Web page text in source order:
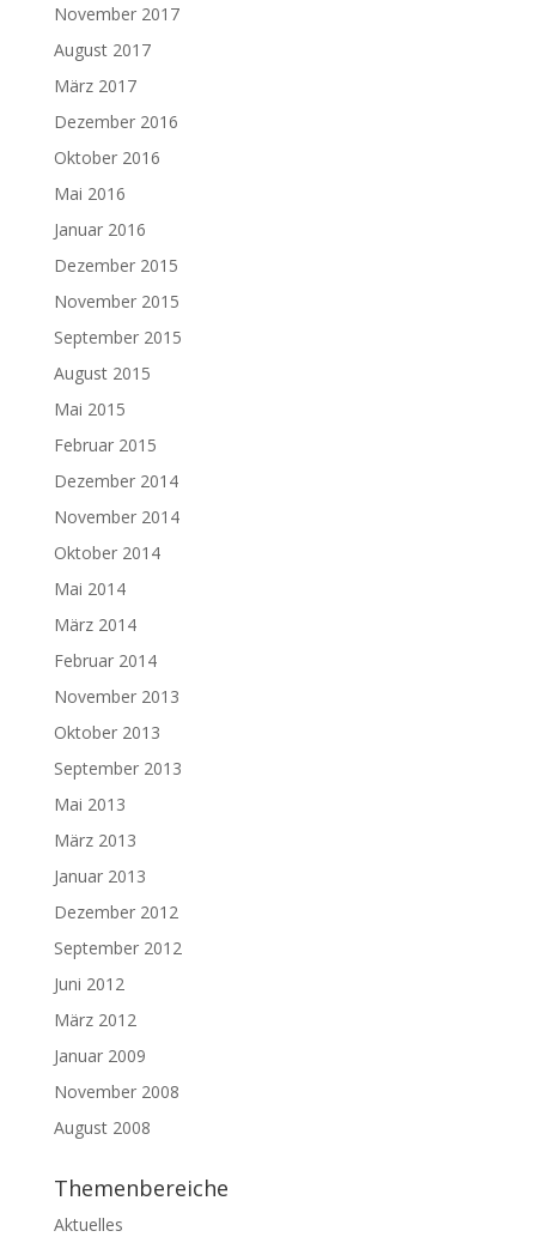
November 2017
August 2017
März 2017
Dezember 2016
Oktober 2016
Mai 2016
Januar 2016
Dezember 2015
November 2015
September 2015
August 2015
Mai 2015
Februar 2015
Dezember 2014
November 2014
Oktober 2014
Mai 2014
März 2014
Februar 2014
November 2013
Oktober 2013
September 2013
Mai 2013
März 2013
Januar 2013
Dezember 2012
September 2012
Juni 2012
März 2012
Januar 2009
November 2008
August 2008
Themenbereiche
Aktuelles